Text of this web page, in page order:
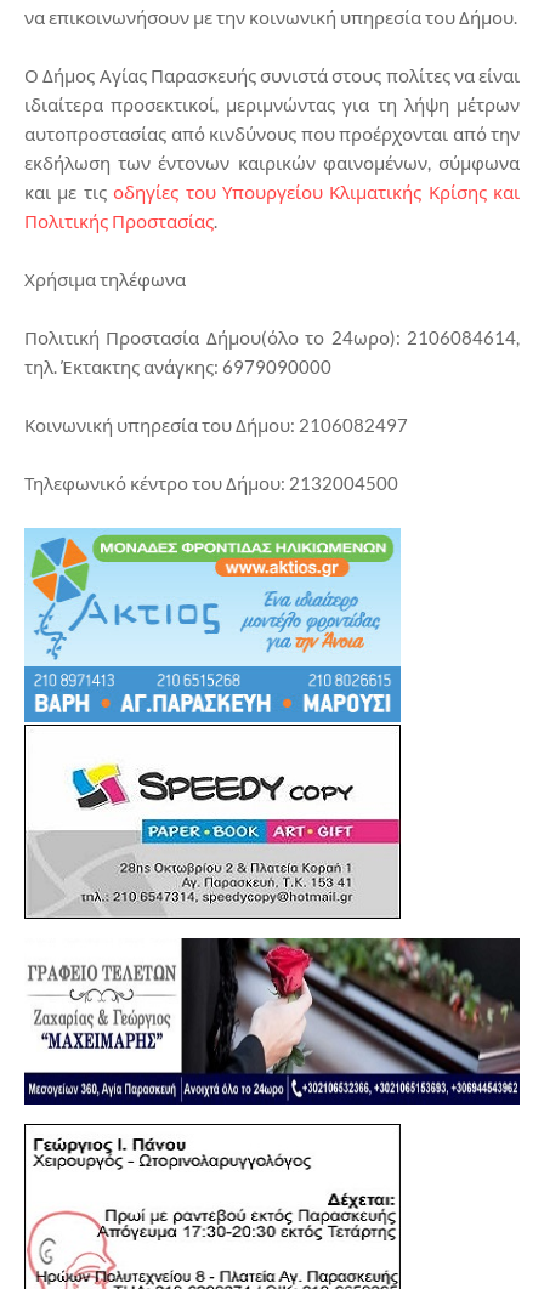
να επικοινωνήσουν με την κοινωνική υπηρεσία του Δήμου.
Ο Δήμος Αγίας Παρασκευής συνιστά στους πολίτες να είναι
ιδιαίτερα προσεκτικοί, μεριμνώντας για τη λήψη μέτρων
αυτοπροστασίας από κινδύνους που προέρχονται από την
εκδήλωση των έντονων καιρικών φαινομένων, σύμφωνα
και με τις οδηγίες του Υπουργείου Κλιματικής Κρίσης και
Πολιτικής Προστασίας.
Χρήσιμα τηλέφωνα
Πολιτική Προστασία Δήμου(όλο το 24ωρο): 2106084614,
τηλ. Έκτακτης ανάγκης: 6979090000
Κοινωνική υπηρεσία του Δήμου: 2106082497
Τηλεφωνικό κέντρο του Δήμου: 2132004500